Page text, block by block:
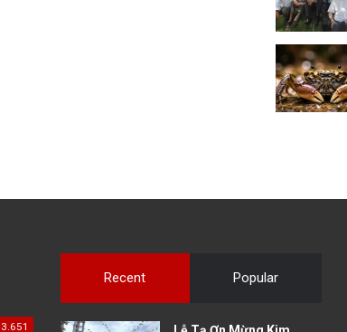
3.651
Recent Popular